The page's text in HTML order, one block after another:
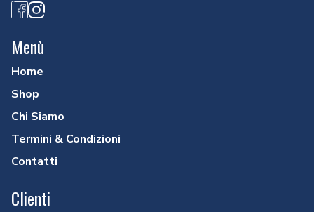
Facebook
Instagram
Menù
Home
Shop
Chi Siamo
Termini & Condizioni
Contatti
Clienti